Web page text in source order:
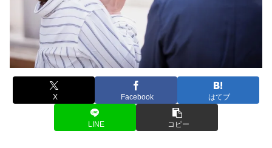
X Facebook はてブ
LINE コピー